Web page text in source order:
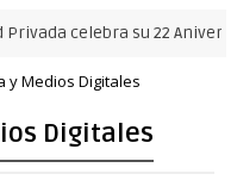
celebra su 22 Aniversario
y Medios Digitales
Digitales